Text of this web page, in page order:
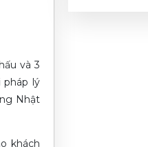
và 3
pháp lý
Nhật
khách